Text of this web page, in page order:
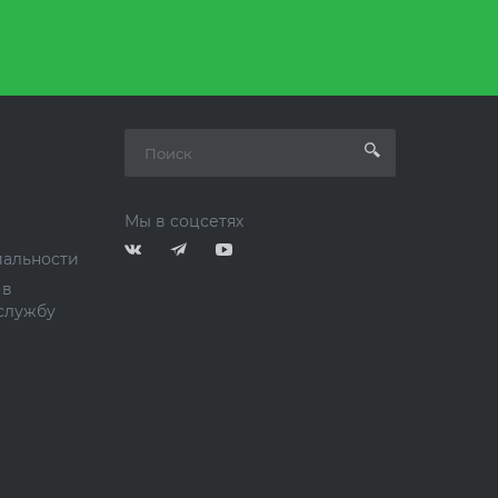
Мы в соцсетях